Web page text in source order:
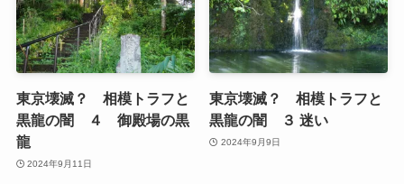
東京壊滅？ 相模トラフと
黒龍の闇 ４ 御殿場の黒
龍
2024年9月11日
東京壊滅？ 相模トラフと
黒龍の闇 ３ 迷い
2024年9月9日